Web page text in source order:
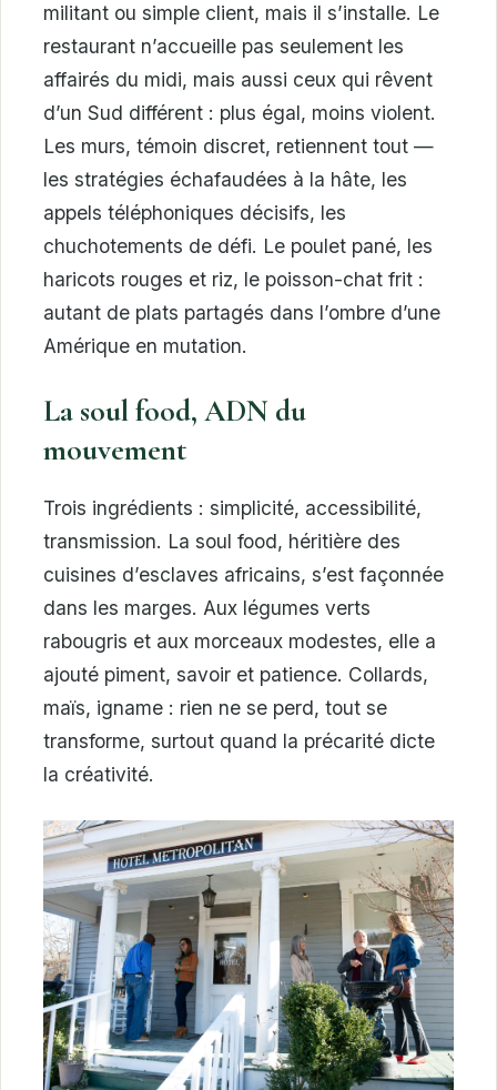
militant ou simple client, mais il s’installe. Le
restaurant n’accueille pas seulement les
affairés du midi, mais aussi ceux qui rêvent
d’un Sud différent : plus égal, moins violent.
Les murs, témoin discret, retiennent tout —
les stratégies échafaudées à la hâte, les
appels téléphoniques décisifs, les
chuchotements de défi. Le poulet pané, les
haricots rouges et riz, le poisson-chat frit :
autant de plats partagés dans l’ombre d’une
Amérique en mutation.
La soul food, ADN du
mouvement
Trois ingrédients : simplicité, accessibilité,
transmission. La soul food, héritière des
cuisines d’esclaves africains, s’est façonnée
dans les marges. Aux légumes verts
rabougris et aux morceaux modestes, elle a
ajouté piment, savoir et patience. Collards,
maïs, igname : rien ne se perd, tout se
transforme, surtout quand la précarité dicte
la créativité.